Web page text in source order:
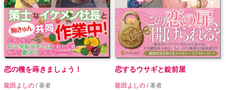
恋の種を蒔きましょう！
龍田よしの / 著者
恋するウサギと錠前屋
龍田よしの / 著者